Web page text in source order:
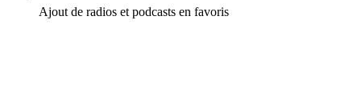
Ajout de radios et podcasts en favoris